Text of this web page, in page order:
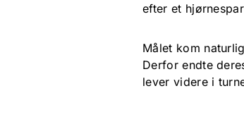
efter et
Målet kom
Derfor endte
lever videre i